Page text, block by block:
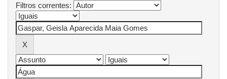
Filtros correntes: